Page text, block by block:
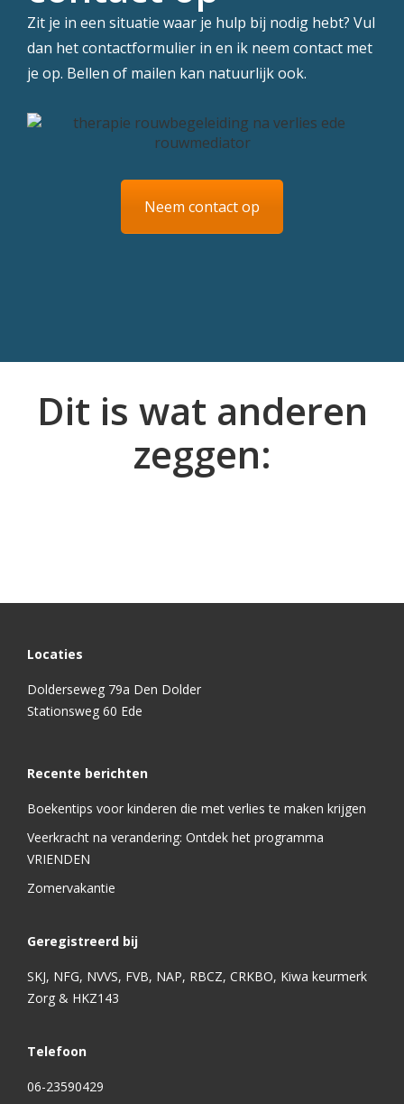
Zit je in een situatie waar je hulp bij nodig hebt? Vul
dan het contactformulier in en ik neem contact met
je op. Bellen of mailen kan natuurlijk ook.
Neem contact op
Dit is wat anderen
zeggen:
Locaties
Dolderseweg 79a Den Dolder
Stationsweg 60 Ede
Recente berichten
Boekentips voor kinderen die met verlies te maken krijgen
Veerkracht na verandering: Ontdek het programma
VRIENDEN
Zomervakantie
Geregistreerd bij
SKJ, NFG, NVVS, FVB, NAP, RBCZ, CRKBO, Kiwa keurmerk
Zorg & HKZ143
Telefoon
06-23590429